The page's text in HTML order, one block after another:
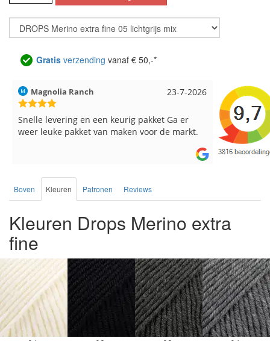
Gratis verzending vanaf € 50,-*
17-7-2026
Hilde uit Loyers
Reeds meerdere keren breigaren en
breinaalden besteld, altijd heel tevreden over
Loes uit
Snelle
Boven Kleuren Patronen Reviews
Kleuren Drops Merino extra
fine